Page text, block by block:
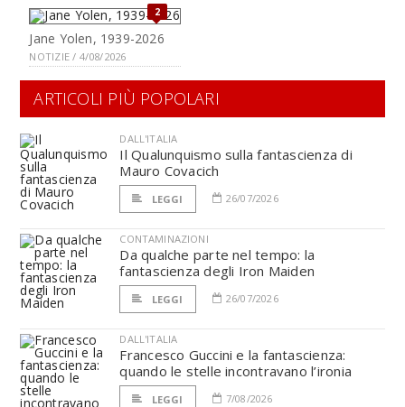
2
Jane Yolen, 1939-2026
NOTIZIE / 4/08/2026
ARTICOLI PIÙ POPOLARI
DALL'ITALIA
Il Qualunquismo sulla fantascienza di
Mauro Covacich
LEGGI 26/07/2026
CONTAMINAZIONI
Da qualche parte nel tempo: la
fantascienza degli Iron Maiden
LEGGI 26/07/2026
DALL'ITALIA
Francesco Guccini e la fantascienza:
quando le stelle incontravano l’ironia
LEGGI 7/08/2026